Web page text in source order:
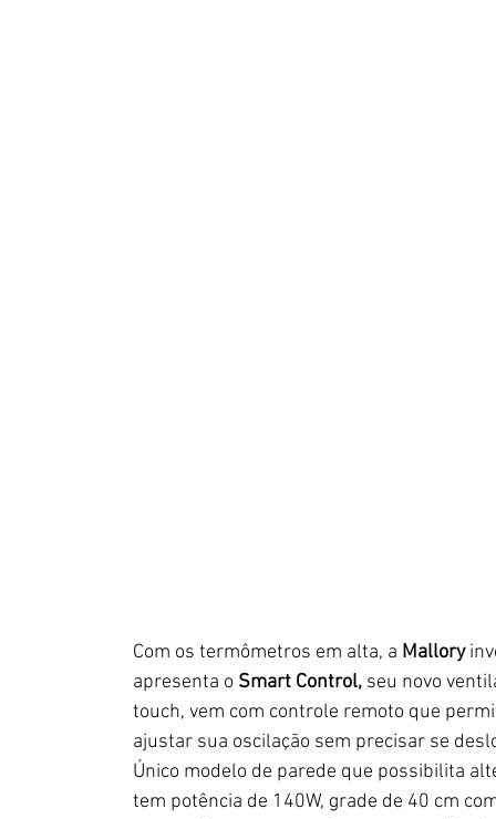
Com os termômetros em alta, a Mallory
apresenta o Smart Control, seu novo
touch, vem com controle remoto que
ajustar sua oscilação sem precisar se
Único modelo de parede que possibilita
tem potência de 140W, grade de 40 cm